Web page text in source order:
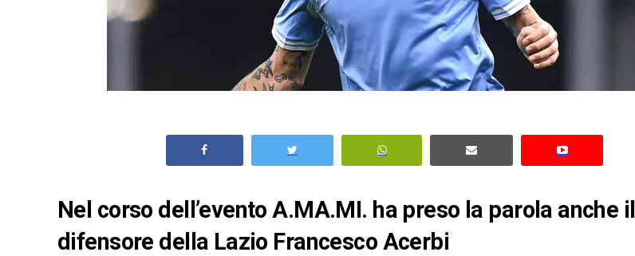
Nel corso dell’evento A.MA.MI. ha preso la parola anche il
difensore della Lazio Francesco Acerbi